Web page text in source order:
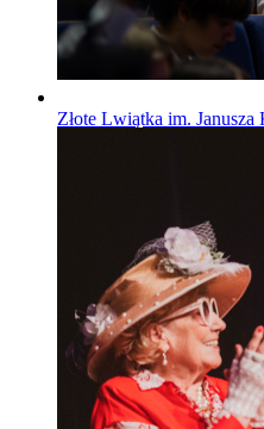
Złote Lwiątka im.